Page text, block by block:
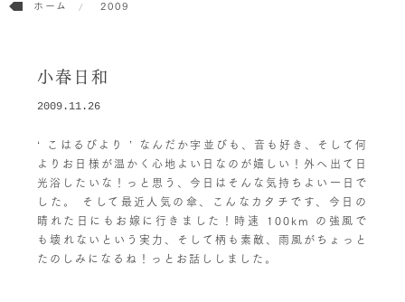
ホーム 2009
小春日和
2009.11.26
‘ こはるびより ’ なんだか字並びも、音も好き、そして何
よりお日様が温かく心地よい日なのが嬉しい！外へ出て日
光浴したいな！っと思う、今日はそんな気持ちよい一日で
した。 そして最近人気の傘、こんなカタチです、今日の
晴れた日にもお嫁に行きました！時速 100km の強風で
も壊れないという実力、そして柄も素敵、雨風がちょっと
たのしみになるね！っとお話ししました。